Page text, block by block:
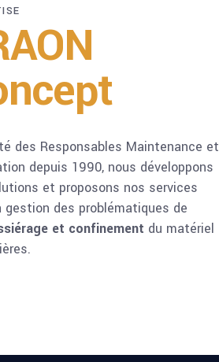
des Responsables Maintenance et
depuis 1990, nous développons
et proposons nos services
gestion des problématiques de
et confinement du matériel